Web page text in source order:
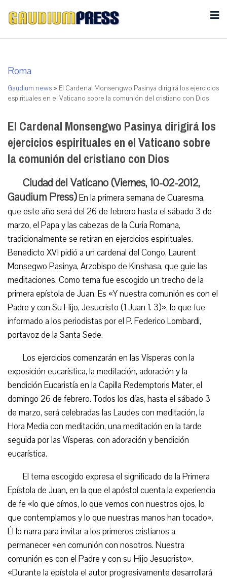
Roma
Gaudium news > El Cardenal Monsengwo Pasinya dirigirá los ejercicios
espirituales en el Vaticano sobre la comunión del cristiano con Dios
El Cardenal Monsengwo Pasinya dirigirá los
ejercicios espirituales en el Vaticano sobre
la comunión del cristiano con Dios
Ciudad del Vaticano (Viernes, 10-02-2012,
Gaudium Press)En la primera semana de Cuaresma,
que este año será del 26 de febrero hasta el sábado 3 de
marzo, el Papa y las cabezas de la Curia Romana,
tradicionalmente se retiran en ejercicios espirituales.
Benedicto XVI pidió a un cardenal del Congo, Laurent
Monsegwo Pasinya, Arzobispo de Kinshasa, que guie las
meditaciones. Como tema fue escogido un trecho de la
primera epístola de Juan. Es «Y nuestra comunión es con el
Padre y con Su Hijo, Jesucristo (1 Juan 1. 3)», lo que fue
informado a los periodistas por el P. Federico Lombardi,
portavoz de la Santa Sede.
Los ejercicios comenzarán en las Vísperas con la
exposición eucarística, la meditación, adoración y la
bendición Eucaristía en la Capilla Redemptoris Mater, el
domingo 26 de febrero. Todos los días, hasta el sábado 3
de marzo, será celebradas las Laudes con meditación, la
Hora Media con meditación, una meditación en la tarde
seguida por las Vísperas, con adoración y bendición
eucarística.
El tema escogido expresa el significado de la Primera
Epístola de Juan, en la que el apóstol cuenta la experiencia
de fe «lo que oímos, lo que vemos con nuestros ojos, lo
que contemplamos y lo que nuestras manos han tocado».
Él lo narra para invitar a los primeros cristianos a
permanecer «en comunión con nosotros. Nuestra
comunión es con el Padre y con su Hijo Jesucristo».
«Durante la epístola el autor progresivamente desarrollará